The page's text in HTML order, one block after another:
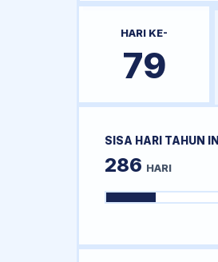
HARI KE-
79
SISA HARI TAHUN INI
286 HARI